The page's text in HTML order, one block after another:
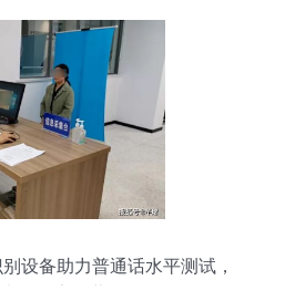
设备助力普通话水平测试，